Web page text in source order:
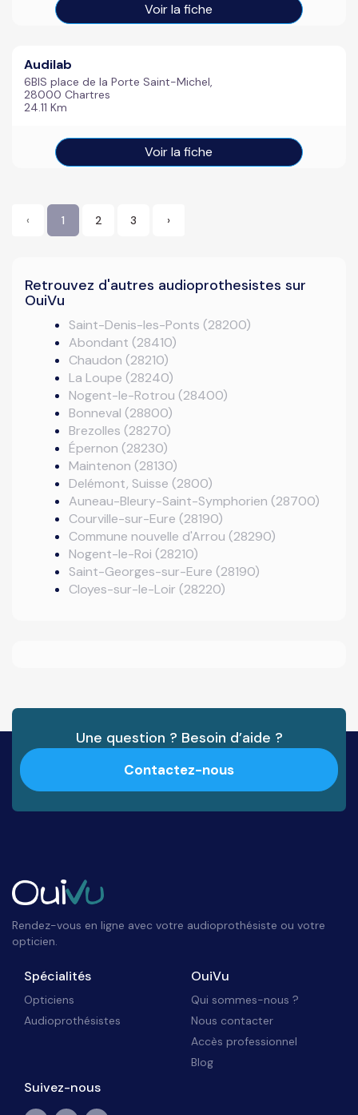
Voir la fiche
Audilab
6BIS place de la Porte Saint-Michel,
28000 Chartres
24.11 Km
Voir la fiche
‹ 1 2 3 ›
Retrouvez d'autres audioprothesistes sur
OuiVu
Saint-Denis-les-Ponts (28200)
Abondant (28410)
Chaudon (28210)
La Loupe (28240)
Nogent-le-Rotrou (28400)
Bonneval (28800)
Brezolles (28270)
Épernon (28230)
Maintenon (28130)
Delémont, Suisse (2800)
Auneau-Bleury-Saint-Symphorien (28700)
Courville-sur-Eure (28190)
Commune nouvelle d'Arrou (28290)
Nogent-le-Roi (28210)
Saint-Georges-sur-Eure (28190)
Cloyes-sur-le-Loir (28220)
Une question ? Besoin d’aide ?
Contactez-nous
Rendez-vous en ligne avec votre audioprothésiste ou votre
opticien.
Spécialités
Opticiens
Audioprothésistes
OuiVu
Qui sommes-nous ?
Nous contacter
Accès professionnel
Blog
Suivez-nous